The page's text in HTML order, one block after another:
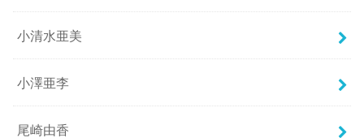
小清水亜美
小澤亜李
尾崎由香